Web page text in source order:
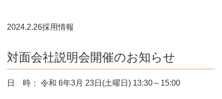
2024.2.26採用情報
対面会社説明会開催のお知らせ
日 時： 令和 6年3月 23日(土曜日) 13:30～15:00